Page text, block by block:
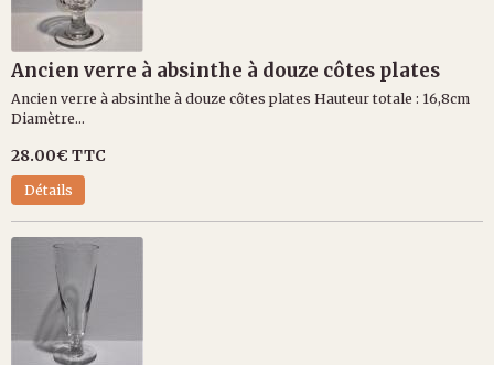
Ancien verre à absinthe à douze côtes plates
Ancien verre à absinthe à douze côtes plates Hauteur totale : 16,8cm
Diamètre...
28.00€ TTC
Détails